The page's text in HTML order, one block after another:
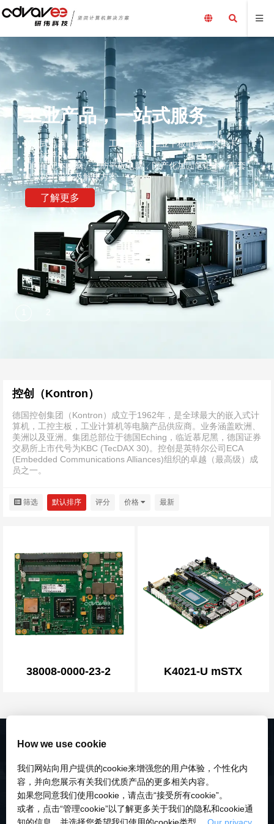
工业产品，一站式服务
嵌入式电脑、工控机、工业主板、工业平板电脑、采集卡、
工业计算机及配件、
加固笔记本电脑、三防平板电脑，国产化加固笔记本，配套
电源外围设备及解决方案
了解更多
控创（Kontron）
德国控创集团（Kontron）成立于1962年，是全球最大的嵌入式计
算机，工控主板，工业计算机等电脑产品供应商。业务涵盖欧洲、
美洲以及亚洲。集团总部位于德国Eching，临近慕尼黑，德国证券
交易所上市代号为KBC (TecDAX 30)。控创是英特尔公司ECA
(Embedded Communications Alliances)组织的卓越（最高级）成
员之一。
筛选 默认排序 评分 价格 最新
38008-0000-23-2 K4021-U mSTX
How we use cookie
我们网站向用户提供的cookie来增强您的用户体验，个性化内
容，并向您展示有关我们优质产品的更多相关内容。
如果您同意我们使用cookie，请点击“接受所有cookie”。
或者，点击“管理cookie”以了解更多关于我们的隐私和cookie通